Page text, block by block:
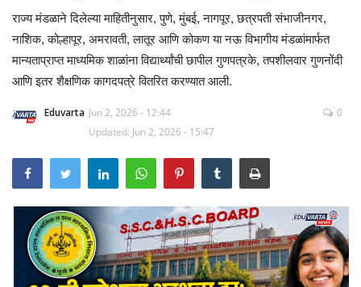
Language
English Marathi
राज्य मंडळाने दिलेल्या माहितीनुसार, पुणे, मुंबई, नागपूर, छत्रपती संभाजीनगर,
नाशिक, कोल्हापूर, अमरावती, लातूर आणि कोकण या नऊ विभागीय मंडळांमार्फत
मान्यताप्राप्त माध्यमिक शाळांना विद्यार्थ्यांची छापील गुणपत्रके, तपशीलवार गुणनोंदी
आणि इतर शैक्षणिक कागदपत्रे वितरित करण्यात आली.
Eduvarta Jun 2, 2026 - 12:44
Updated: Jun 2, 2026 - 15:47
0